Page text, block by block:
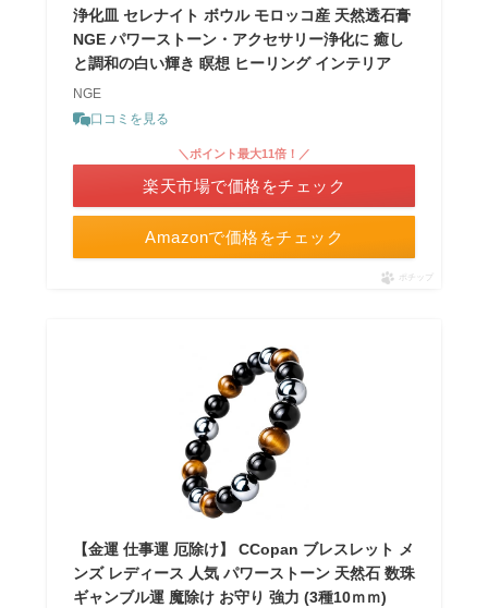
浄化皿 セレナイト ボウル モロッコ産 天然透石膏
NGE パワーストーン・アクセサリー浄化に 癒し
と調和の白い輝き 瞑想 ヒーリング インテリア
NGE
口コミを見る
Amazonで価格をチェック
＼ポイント最大11倍！／
楽天市場で価格をチェック
ポチップ
【金運 仕事運 厄除け】 CCopan ブレスレット メ
ンズ レディース 人気 パワーストーン 天然石 数珠
ギャンブル運 魔除け お守り 強力 (3種10ｍｍ)